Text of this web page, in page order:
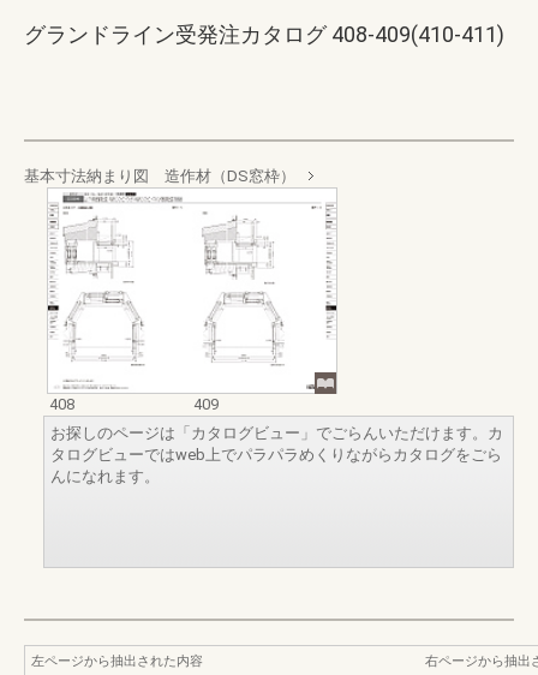
グランドライン受発注カタログ 408-409(410-411)
基本寸法納まり図 造作材（DS窓枠）
408
409
お探しのページは「カタログビュー」でごらんいただけます。カ
タログビューではweb上でパラパラめくりながらカタログをごら
んになれます。
左ページから抽出された内容
右ページから抽出